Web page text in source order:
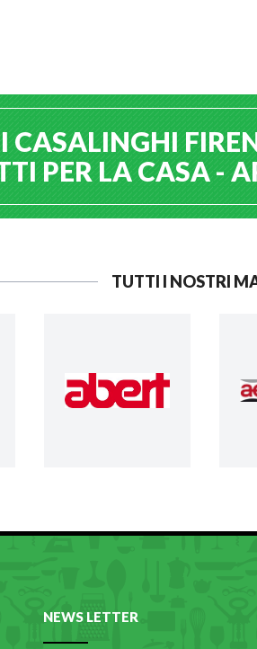
CASALINGHI
PER LA CASA -
TUTTI I NOSTRI
NEWS LETTER